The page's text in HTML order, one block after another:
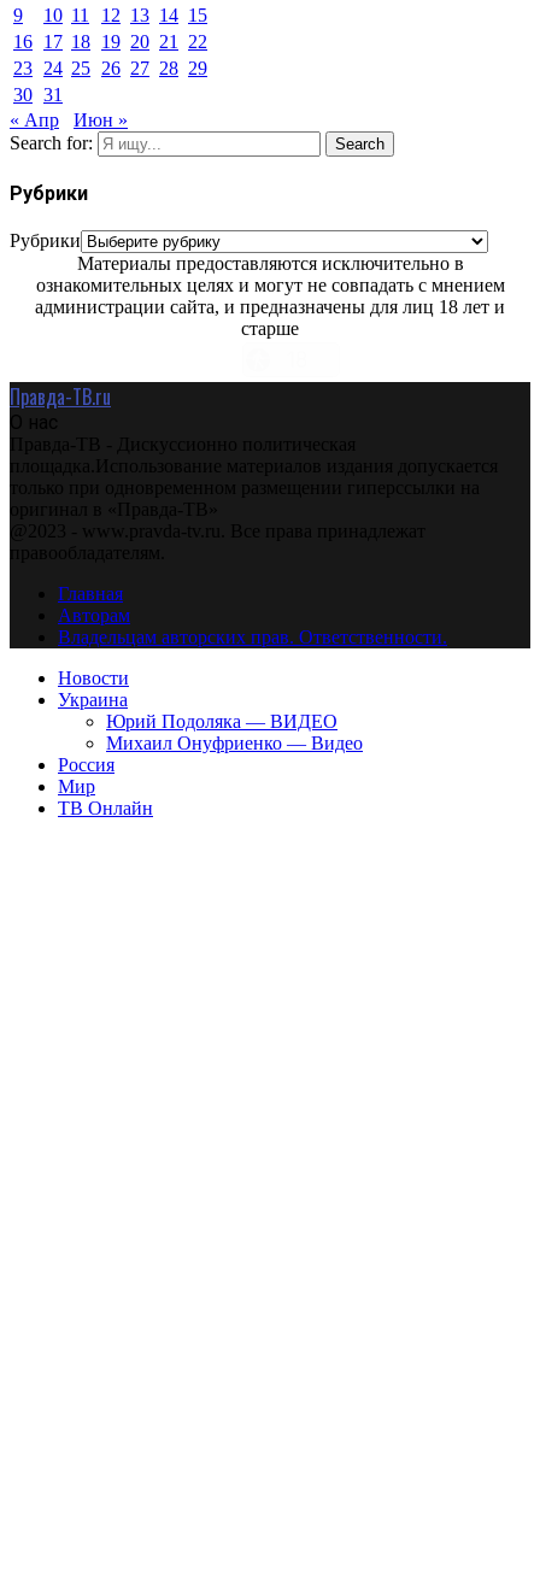
9
10 11 12 13 14 15
16 17 18 19 20 21
22
23 24 25 26 27 28 29
30 31
« Апр
Июн »
Search for:
Search
Рубрики
Рубрики
Материалы предоставляются исключительно в
ознакомительных целях и могут не совпадать с мнением
администрации сайта, и предназначены для лиц 18 лет и
старше
Правда-ТВ.ru
О нас
Правда-ТВ - Дискуссионно политическая
площадка.Использование материалов издания допускается
только при одновременном размещении гиперссылки на
оригинал в «Правда-ТВ»
@2023 - www.pravda-tv.ru. Все права принадлежат
правообладателям.
Главная
Авторам
Владельцам авторских прав. Ответственности.
Новости
Украина
Юрий Подоляка — ВИДЕО
Михаил Онуфриенко — Видео
Россия
Мир
ТВ Онлайн